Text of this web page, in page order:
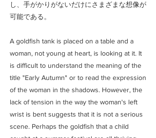
し、手がかりがないだけにさまざまな想像が
可能である。
A goldfish tank is placed on a table and a
woman, not young at heart, is looking at it. It
is difficult to understand the meaning of the
title "Early Autumn" or to read the expression
of the woman in the shadows. However, the
lack of tension in the way the woman's left
wrist is bent suggests that it is not a serious
scene. Perhaps the goldfish that a child